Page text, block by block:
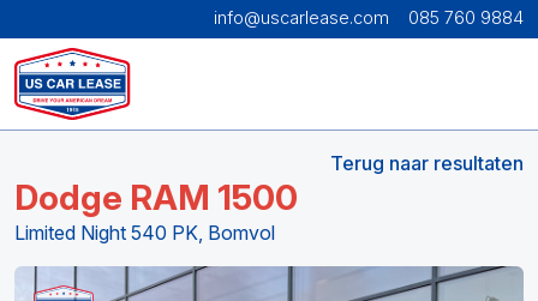
info@uscarlease.com 085 760 9884
Terug naar resultaten
Dodge RAM 1500
Limited Night 540 PK, Bomvol